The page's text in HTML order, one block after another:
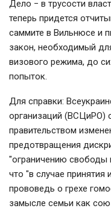
Дело − в трусости
теперь придется
саммите в Вильнюсе и
закон, необходимый
визового режима, до
попыток.
Для справки:
организаций (ВСЦиРО)
правительством
предотвращения
"ограничению свободы
что "в случае
прововедь о грехе
замысле семьи как